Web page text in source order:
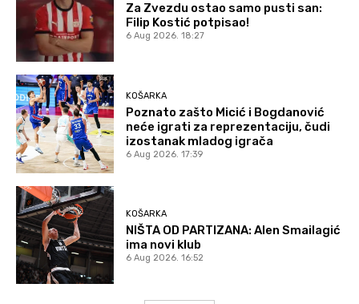
Za Zvezdu ostao samo pusti san:
Filip Kostić potpisao!
6 Aug 2026. 18:27
KOŠARKA
Poznato zašto Micić i Bogdanović
neće igrati za reprezentaciju, čudi
izostanak mladog igrača
6 Aug 2026. 17:39
KOŠARKA
NIŠTA OD PARTIZANA: Alen Smailagić
ima novi klub
6 Aug 2026. 16:52